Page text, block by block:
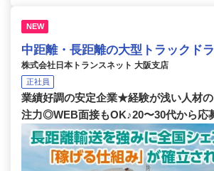
NEW
中距離・長距離の大型トラックド
株式会社日本トランスネット 大阪支店
正社員
業績好調の安定企業★経験が浅い人材
注力◎WEB面接もOK♪20〜30代から応